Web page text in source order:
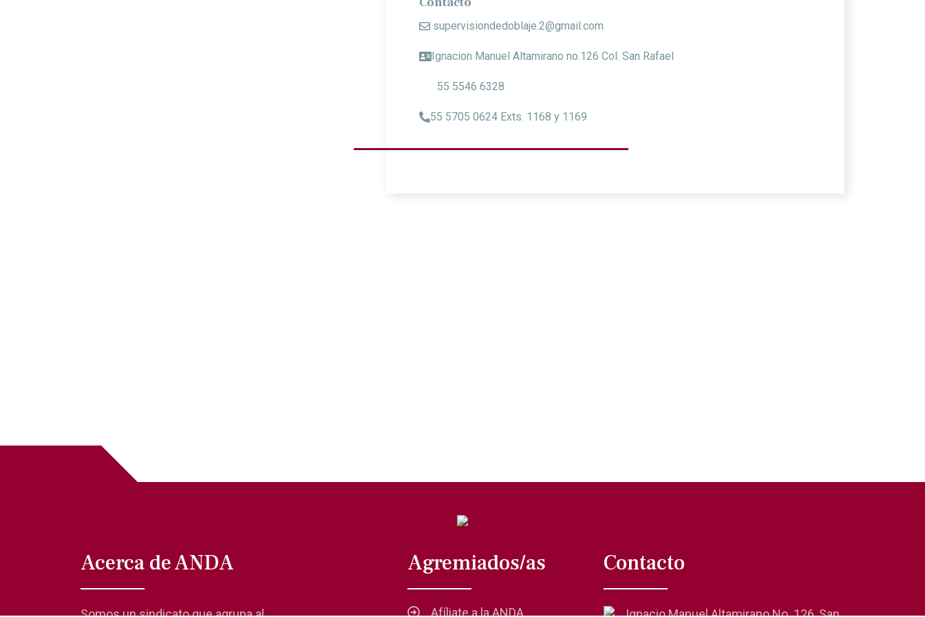
supervisiondedoblaje.2@gmail.com
Ignacion Manuel Altamirano no.126 Col. San Rafael
55 5546 6328
55 5705 0624 Exts. 1168 y 1169
Acerca de ANDA
Somos un sindicato que agrupa al
Agremiados/as
Afíliate a la ANDA
Contacto
Ignacio Manuel Altamirano No. 126, San